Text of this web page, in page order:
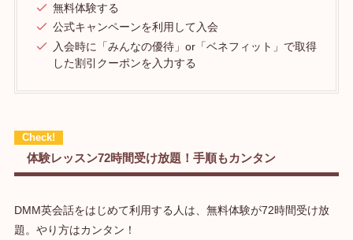
無料体験する
公式キャンペーンを利用して入会
入会時に「みんなの優待」or「ベネフィット」で取得
した割引クーポンを入力する
体験レッスン72時間受け放題！手順もカンタン
DMM英会話をはじめて利用する人は、無料体験が72時間受け放
題。やり方はカンタン！